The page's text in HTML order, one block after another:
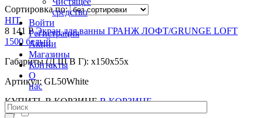
средство
Войти
Регистрация
Акции
Магазины
Контакты
О
нас
Сортировка по:
HIT
8 141 РЭкран для ванны ГРАНЖ ЛОФТ/GRUNGE LOFT
1500 белый
Габариты (Д Ш В Г): x150x55x
Артикул: GL50White
КУПИТЬ В КОРЗИНЕ В КОРЗИНЕ